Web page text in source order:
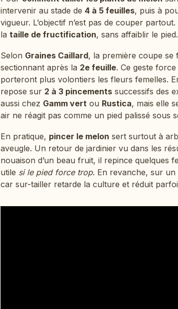
intervenir au stade de 4 à 5 feuilles, puis à
vigueur. L’objectif n’est pas de couper
la taille de fructification, sans affaiblir le pied.
Selon Graines Caillard, la première coupe se
sectionnant après la 2e feuille. Ce geste force
porteront plus volontiers les fleurs femelles.
repose sur 2 à 3 pincements successifs des
aussi chez Gamm vert ou Rustica, mais elle
air ne réagit pas comme un pied palissé sous
En pratique, pincer le melon sert surtout à
aveugle. Un retour de jardinier vu dans les
nouaison d’un beau fruit, il repince quelques
utile si le pied force trop. En revanche, sur
car sur-tailler retarde la culture et réduit